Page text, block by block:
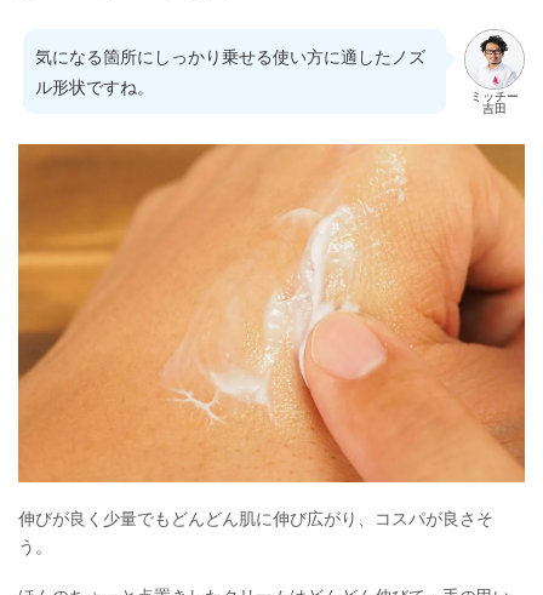
ミッチー
吉田
気になる箇所にしっかり乗せる使い方に適したノズ
ル形状ですね。
伸びが良く少量でもどんどん肌に伸び広がり、コスパが良さそ
う。